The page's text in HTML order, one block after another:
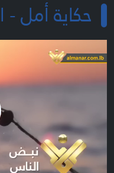
حكاية أمل